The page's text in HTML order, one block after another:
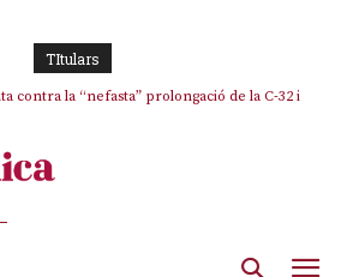
TItulars
contra la “nefasta” prolongació de la C-32 i